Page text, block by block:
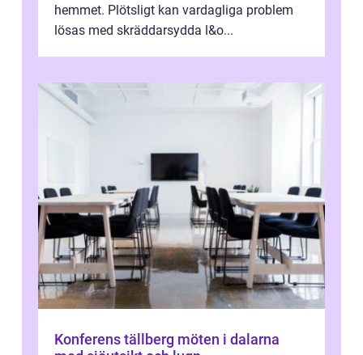
hemmet. Plötsligt kan vardagliga problem
lösas med skräddarsydda l&o...
Konferens tällberg möten i dalarna